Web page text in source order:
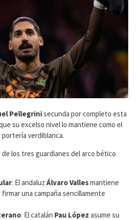
Pellegrinisecunda por completo esta
su excelso nivel lo mantiene como el
verdiblanca.
los tres guardianes del arco bético
: El andaluz Álvaro Vallesmantiene
una campaña sencillamente
: El catalán Pau López asume su